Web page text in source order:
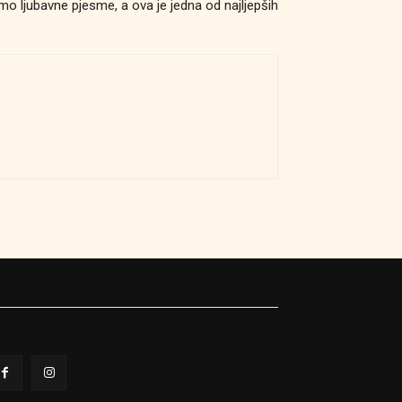
ljubavne pjesme, a ova je jedna od najljepših